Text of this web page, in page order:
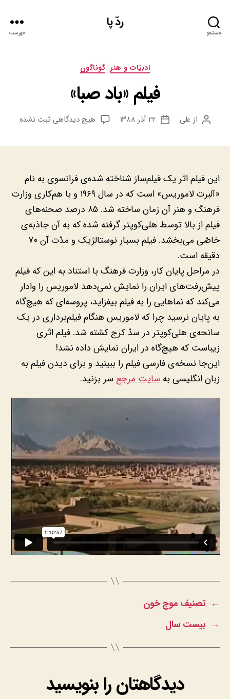
جستجو
ردّ پا
فهرست
دسته‌هاادبيّات و هنر گوناگون
فیلم «باد صبا»
نویسنده
از علی
تاریخ
۲۲ آذر ۱۳۸۸ هیچ دیدگاهی برای
ثبت نشده
‎‎این فیلم اثر یک فیلم‌ساز شناخته شده‌ی فرانسوی به نام
«آلبرت لاموریس» است که در سال ۱۹۶۹ و با هم‌کاری وزارت
فرهنگ و هنر آن زمان ساخته شد. ۸۵ درصد صحنه‌های
فیلم از بالا توسط هلی‌کوپتر گرفته شده که به آن جاذبه‌ی
خاصّی می‌بخشد. فیلم بسیار نوستالژیک و مدّت آن ۷۰
دقیقه است.
در مراحل پایان کار، وزارت فرهنگ با استناد به این که فیلم
پیش‌رفت‌های ایران را نمایش نمی‌دهد لاموریس را وادار
می‌کند که نماهایی را به فیلم بیفزاید، پروسه‌ای که هیچ‌گاه
به پایان نرسید چرا که لاموریس هنگام فیلم‌برداری در یک
سانحه‌ی هلی‌کوپتر در سدّ کرج کشته شد. فیلم اثری
زیباست که هیچ‌گاه در ایران نمایش داده نشد!
این‌جا نسخه‌ی فارسی فیلم را ببینید و برای دیدن فیلم به
زبان انگلیسی به سایت مرجعسر بزنید.
← تصنیف موج خون
→ بیست سال
دیدگاهتان را بنویسید